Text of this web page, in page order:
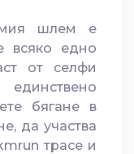
шлем е
всяко едно
от селфи
бягане в
да участва
трасе и